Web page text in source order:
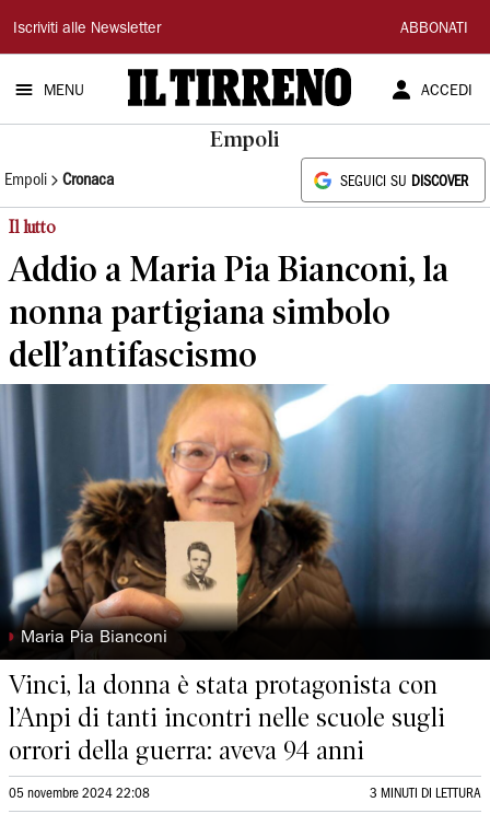
Il
Tirreno
Iscriviti alle Newsletter ABBONATI
MENU ACCEDI
Empoli
Empoli Cronaca SEGUICI SU DISCOVER
Il lutto
Addio a Maria Pia Bianconi, la
nonna partigiana simbolo
dell’antifascismo
◗ Maria Pia Bianconi
Vinci, la donna è stata protagonista con
l’Anpi di tanti incontri nelle scuole sugli
orrori della guerra: aveva 94 anni
05 novembre 2024 22:08 3 MINUTI DI LETTURA